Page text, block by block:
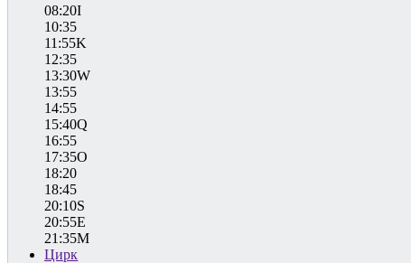
08:20I
10:35
11:55K
12:35
13:30W
13:55
14:55
15:40Q
16:55
17:35O
18:20
18:45
20:10S
20:55E
21:35M
Цирк